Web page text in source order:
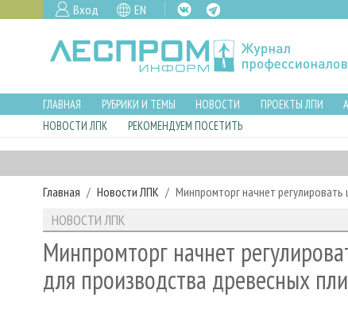
Вход EN
ГЛАВНАЯ РУБРИКИ И ТЕМЫ НОВОСТИ ПРОЕКТЫ ЛПИ
НОВОСТИ ЛПК
РЕКОМЕНДУЕМ ПОСЕТИТЬ
Главная Новости ЛПК Минпромторг начнет
НОВОСТИ ЛПК
Минпромторг начнет
для производства древесных